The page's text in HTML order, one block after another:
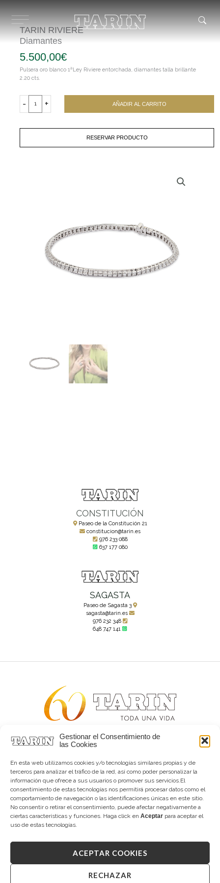
Gestionar el Consentimiento de
las Cookies
En esta web utilizamos cookies y/o tecnologías similares propias y de
terceros para analizar el tráfico de la red, así como poder personalizar la
información que ofrece a sus usuarios o promover sus servicios.El
consentimiento de estas tecnologías nos permitirá procesar datos como el
comportamiento de navegación o las identificaciones únicas en este sitio.
No consentir o retirar el consentimiento, puede afectar negativamente a
ciertas características y funciones. Haga click en Aceptar para aceptar el
uso de estas tecnologías.
ACEPTAR COOKIES
RECHAZAR
contenido
TARIN RIVIERE
Diamantes
5.500,00€
Pulsera oro blanco 1ªLey Riviere entorchada, diamantes talla brillante
2.20 cts.
-
RIVIERE
+ AÑADIR AL CARRITO
RESERVAR PRODUCTO
CONSTITUCIÓN
Paseo de la Constitución 21
constitucion@tarin.es
976 233 088
637 177 080
SAGASTA
Paseo de Sagasta 3
sagasta@tarin.es
976 232 348
648 747 141
Alta joyería desde 1963
Tarín Magazine
Contacto
Copyright © 2026 Tarín Joyeros
Aviso legal|Política de uso|Política de privacidad
Canal interno de información